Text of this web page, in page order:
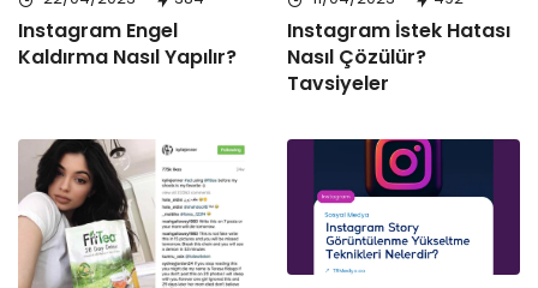
Instagram Engel
Kaldırma Nasıl Yapılır?
Instagram İstek Hatası
Nasıl Çözülür?
Tavsiyeler